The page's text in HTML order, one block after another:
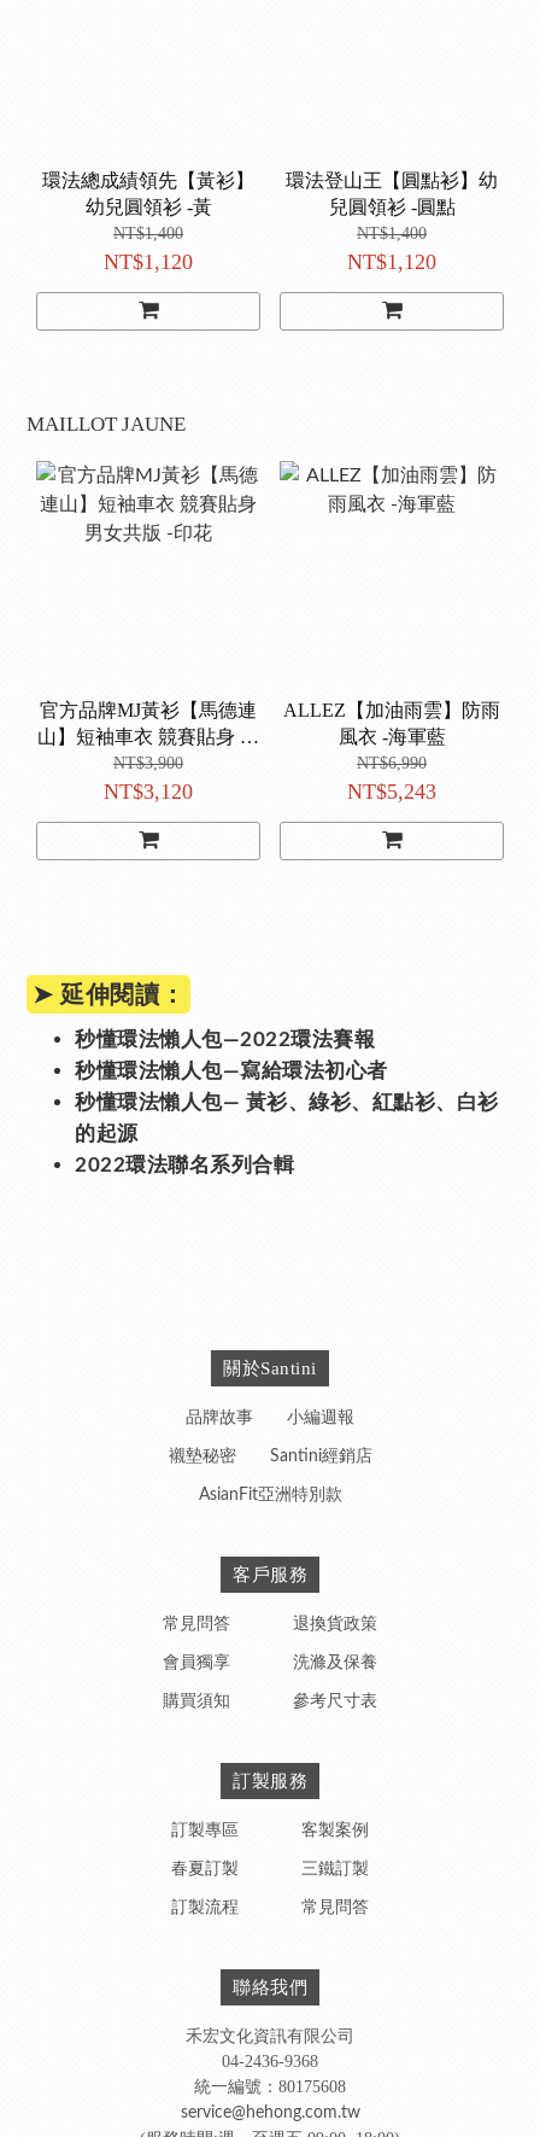
環法總成績領先【黃衫】
幼兒圓領衫 -黃
NT$1,400
NT$1,120
環法登山王【圓點衫】幼
兒圓領衫 -圓點
NT$1,400
NT$1,120
MAILLOT JAUNE
官方品牌MJ黃衫【馬德連
山】短袖車衣 競賽貼身 男
女共版 -印花
NT$3,900
NT$3,120
ALLEZ【加油雨雲】防雨
風衣 -海軍藍
NT$6,990
NT$5,243
➤ 延伸閱讀：
秒懂環法懶人包—2022環法賽報
秒懂環法懶人包—寫給環法初心者
秒懂環法懶人包— 黃衫、綠衫、紅點衫、白衫
的起源
2022環法聯名系列合輯
關於Santini
品牌故事 小編週報
襯墊秘密 Santini經銷店
AsianFit亞洲特別款
客戶服務
常見問答 退換貨政策
會員獨享 洗滌及保養
購買須知 參考尺寸表
訂製服務
訂製專區 客製案例
春夏訂製 三鐵訂製
訂製流程 常見問答
聯絡我們
禾宏文化資訊有限公司
04-2436-9368
統一編號：80175608
service@hehong.com.tw